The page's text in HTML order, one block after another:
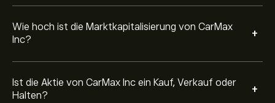
Wie hoch ist die Marktkapitalisierung von CarMax
Inc?
+
Ist die Aktie von CarMax Inc ein Kauf, Verkauf oder
Halten?
+